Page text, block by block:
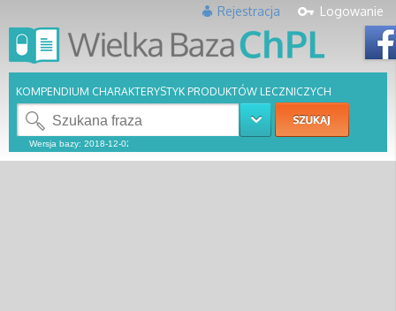
Logowanie
Rejestracja
KOMPENDIUM CHARAKTERYSTYK PRODUKTÓW LECZNICZYCH